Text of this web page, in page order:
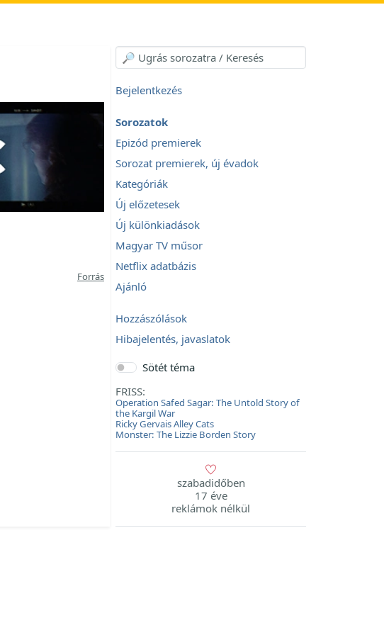
Forrás
Bejelentkezés
Sorozatok
Epizód premierek
Sorozat premierek, új évadok
Kategóriák
Új előzetesek
Új különkiadások
Magyar TV műsor
Netflix adatbázis
Ajánló
Hozzászólások
Hibajelentés, javaslatok
Sötét téma
FRISS:
Operation Safed Sagar: The Untold Story of
the Kargil War
Ricky Gervais Alley Cats
Monster: The Lizzie Borden Story
szabadidőben
17 éve
reklámok nélkül